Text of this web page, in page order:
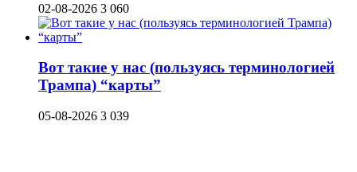
02-08-2026 3 060
Вот такие у нас (пользуясь терминологией
Трампа) “карты”
05-08-2026 3 039